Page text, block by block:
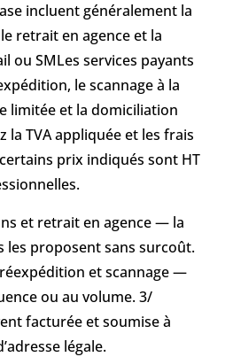
incluent généralement la
retrait en agence et la
ou SMLes services payants
le scannage à la
limitée et la domiciliation
la TVA appliquée et les frais
prix indiqués sont HT
et retrait en agence — la
les proposent sans surcoût.
et scannage —
ou au volume. 3/
facturée et soumise à
légale.